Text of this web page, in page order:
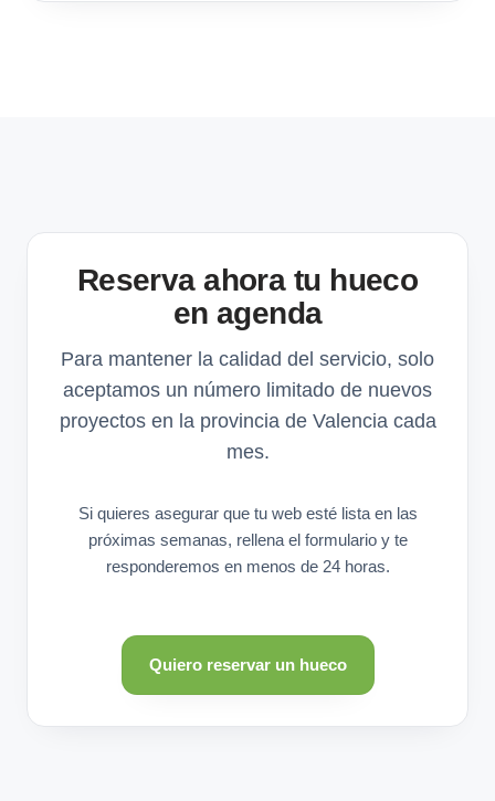
Reserva ahora tu hueco
en agenda
Para mantener la calidad del servicio, solo
aceptamos un número limitado de nuevos
proyectos en la provincia de Valencia cada
mes.
Si quieres asegurar que tu web esté lista en las
próximas semanas, rellena el formulario y te
responderemos en menos de 24 horas.
Quiero reservar un hueco